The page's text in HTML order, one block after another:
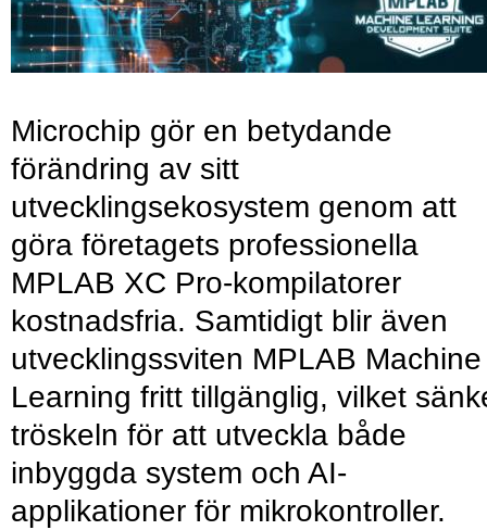
Microchip gör en betydande
förändring av sitt
utvecklingsekosystem genom att
göra företagets professionella
MPLAB XC Pro-kompilatorer
kostnadsfria. Samtidigt blir även
utvecklingssviten MPLAB Machine
Learning fritt tillgänglig, vilket
tröskeln för att utveckla både
inbyggda system och AI-
applikationer för mikrokontroller.